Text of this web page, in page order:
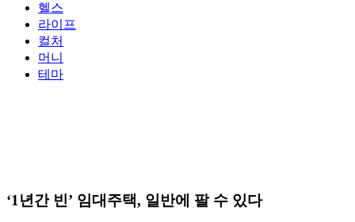
헬스
라이프
컬처
머니
테마
‘1년간 빈’ 임대주택, 일반에 팔 수 있다